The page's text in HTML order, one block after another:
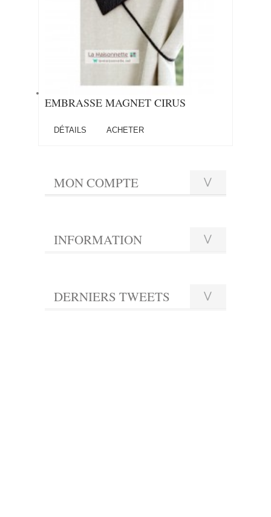
EMBRASSE MAGNET CIRUS
DÉTAILS ACHETER
MON COMPTE
INFORMATION
DERNIERS TWEETS